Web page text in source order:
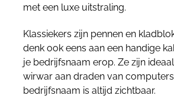
met een luxe uitstraling.
Klassiekers zijn pennen en
denk ook eens aan een handige
je bedrijfsnaam erop. Ze zijn
wirwar aan draden van
bedrijfsnaam is altijd zichtbaar.